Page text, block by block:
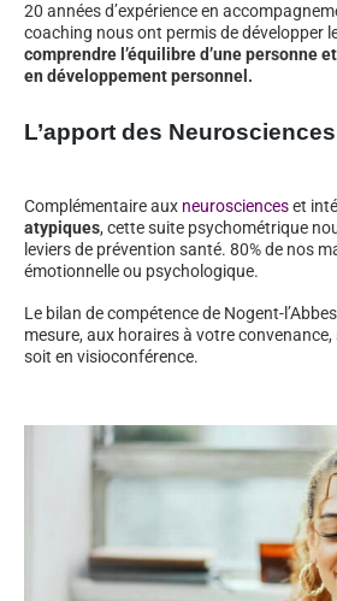
20 années d’expérience en
coaching nous ont permis de développer
comprendre l’équilibre d’une personne
en développement personnel.
L’apport des Neurosciences
Complémentaire aux neuroscienceset
atypiques, cette suite psychométrique
leviers de prévention santé. 80% de nos
émotionnelle ou psychologique.
Le bilan de compétence de Nogent-
mesure, aux horaires à votre
soit en visioconférence.